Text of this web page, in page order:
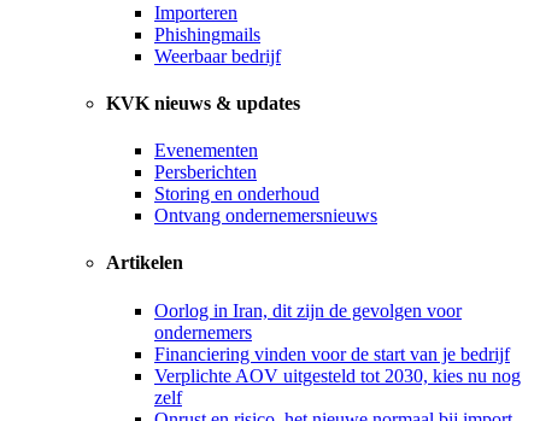
Importeren
Phishingmails
Weerbaar bedrijf
KVK nieuws & updates
Evenementen
Persberichten
Storing en onderhoud
Ontvang ondernemersnieuws
Artikelen
Oorlog in Iran, dit zijn de gevolgen voor
ondernemers
Financiering vinden voor de start van je bedrijf
Verplichte AOV uitgesteld tot 2030, kies nu nog
zelf